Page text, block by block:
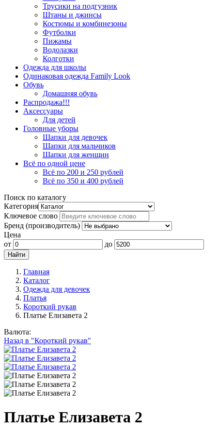
Трусики на подгузник
Штаны и джинсы
Костюмы и комбинезоны
Футболки
Пижамы
Водолазки
Колготки
Одежда для школы
Одинаковая одежда Family Look
Обувь
Домашняя обувь
Распродажа!!!
Аксессуары
Для детей
Головные уборы
Шапки для девочек
Шапки для мальчиков
Шапки для женщин
Всё по одной цене
Всё по 200 и 250 рублей
Всё по 350 и 400 рублей
Поиск по каталогу
Категория
Ключевое слово
Бренд (производитель)
Цена
от
до
Главная
Каталог
Одежда для девочек
Платья
Короткий рукав
Платье Елизавета 2
Валюта:
Назад в "Короткий рукав"
Платье Елизавета 2